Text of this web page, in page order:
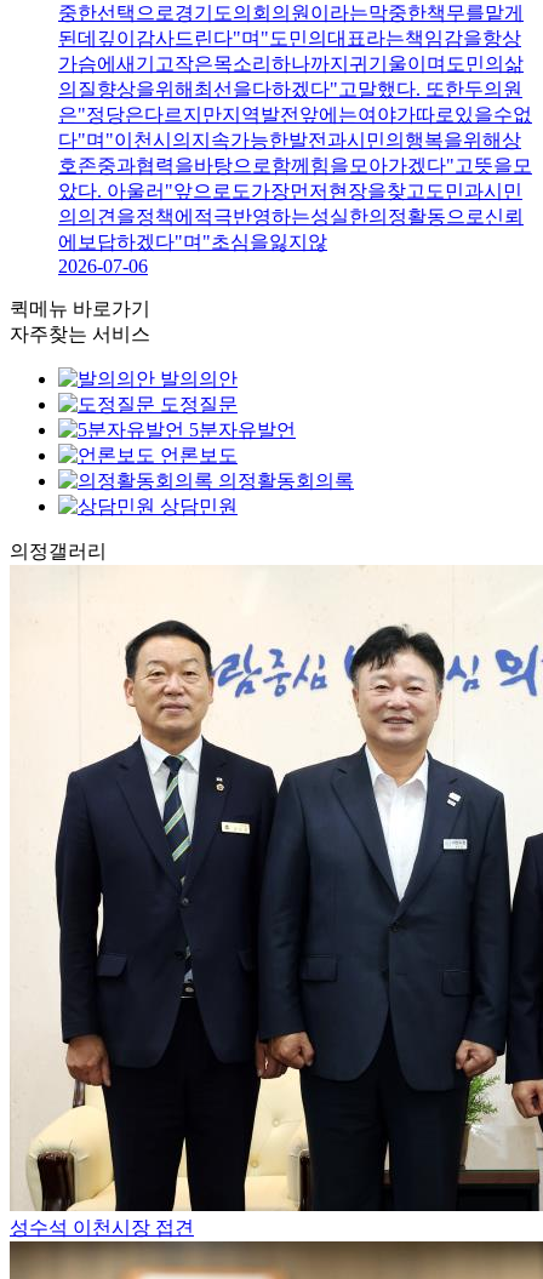
중한선택으로경기도의회의원이라는막중한책무를맡게
된데깊이감사드린다"며"도민의대표라는책임감을항상
가슴에새기고작은목소리하나까지귀기울이며도민의삶
의질향상을위해최선을다하겠다"고말했다. 또한두의원
은"정당은다르지만지역발전앞에는여야가따로있을수없
다"며"이천시의지속가능한발전과시민의행복을위해상
호존중과협력을바탕으로함께힘을모아가겠다"고뜻을모
았다. 아울러"앞으로도가장먼저현장을찾고도민과시민
의의견을정책에적극반영하는성실한의정활동으로신뢰
에보답하겠다"며"초심을잃지않
2026-07-06
퀵메뉴 바로가기
자주찾는 서비스
발의의안
도정질문
5분자유발언
언론보도
의정활동회의록
상담민원
의정갤러리
성수석 이천시장 접견